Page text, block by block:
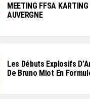
MEETING FFSA KARTING
AUVERGNE
Les Débuts Explosifs
De Bruno Miot En